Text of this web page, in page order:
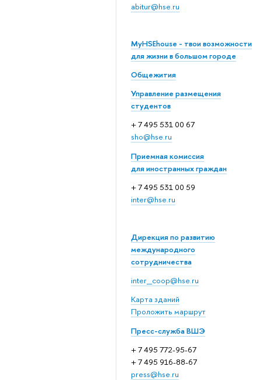
abitur@hse.ru
MyHSEhouse - твои возможности
для жизни в большом городе
Общежития
Управление размещения
студентов
+ 7 495 531 00 67
sho@hse.ru
Приемная комиссия
для иностранных граждан
+ 7 495 531 00 59
inter@hse.ru
Дирекция по развитию
международного
сотрудничества
inter_coop@hse.ru
Карта зданий
Проложить маршрут
Пресс-служба ВШЭ
+ 7 495 772-95-67
+ 7 495 916-88-67
press@hse.ru